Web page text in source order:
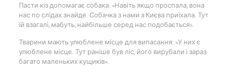
Пасти кіз допомагає собака: «Навіть якщо проспала, вона
нас по слідах знайде. Собачка з нами з Києва приїхала. Тут
їй взагалі, мабуть, найбільше серед нас подобається».
Тварини мають улюблене місце для випасання: «У них є
улюблене місце. Тут раніше був ліс, його вирубали і зараз
багато маленьких кущиків».